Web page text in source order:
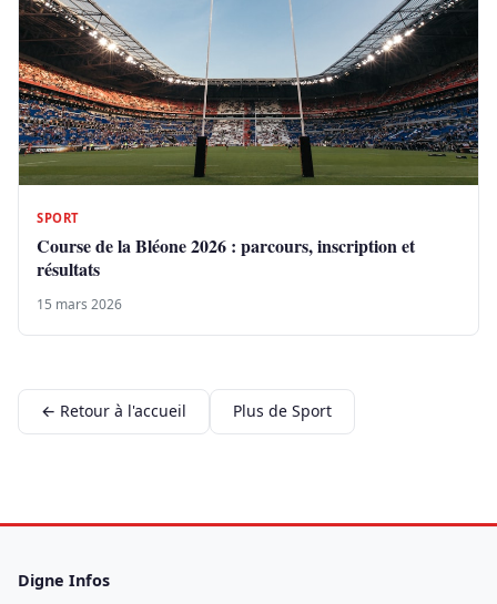
SPORT
Course de la Bléone 2026 : parcours, inscription et
résultats
15 mars 2026
← Retour à l'accueil Plus de Sport
Digne Infos